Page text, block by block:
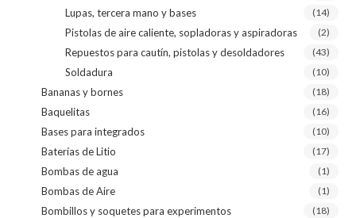
Lupas, tercera mano y bases (14)
Pistolas de aire caliente, sopladoras y aspiradoras (2)
Repuestos para cautín, pistolas y desoldadores (43)
Soldadura (10)
Bananas y bornes (18)
Baquelitas (16)
Bases para integrados (10)
Baterías de Litio (17)
Bombas de agua (1)
Bombas de Aire (1)
Bombillos y soquetes para experimentos (18)